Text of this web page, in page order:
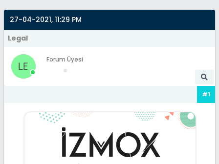
27-04-2021, 11:29 PM
Legal
Forum Üyesi
#1